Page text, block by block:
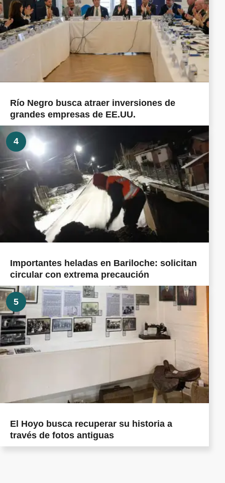
Río Negro busca atraer inversiones de
grandes empresas de EE.UU.
4
Importantes heladas en Bariloche: solicitan
circular con extrema precaución
5
El Hoyo busca recuperar su historia a
través de fotos antiguas